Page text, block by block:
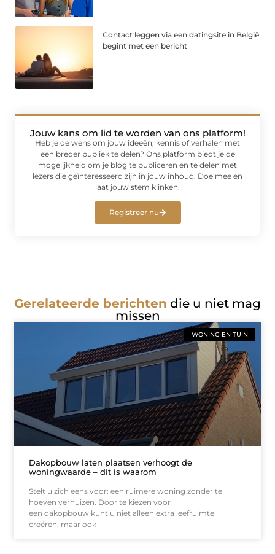
Contact leggen via een datingsite in België
begint met een bericht
Jouw kans om lid te worden van ons platform!
Heb je de wens om jouw ideeën, kennis of verhalen met
een breder publiek te delen? Ons platform biedt je de
mogelijkheid om je blog te publiceren en te delen met
lezers die geïnteresseerd zijn in jouw inhoud. Doe mee en
laat jouw stem klinken.
Registreer nu
Gerelateerde berichten die u niet mag
missen
WONING EN TUIN
Dakopbouw laten plaatsen verhoogt de
woningwaarde – dit is waarom
Stelt u zich eens voor: een ruimere woning zonder te
hoeven verhuizen. Door te kiezen voor
een dakopbouw kunt u niet alleen extra leefruimte
creëren, maar ook